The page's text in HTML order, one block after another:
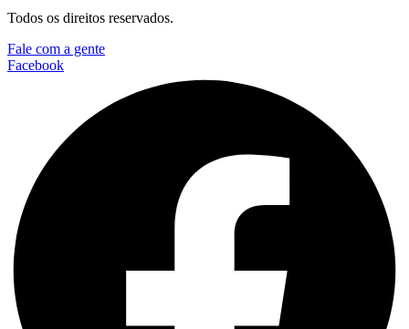
Todos os direitos reservados.
Fale com a gente
Facebook